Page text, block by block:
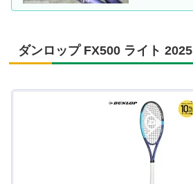
ダンロップ FX500 ライト 2025